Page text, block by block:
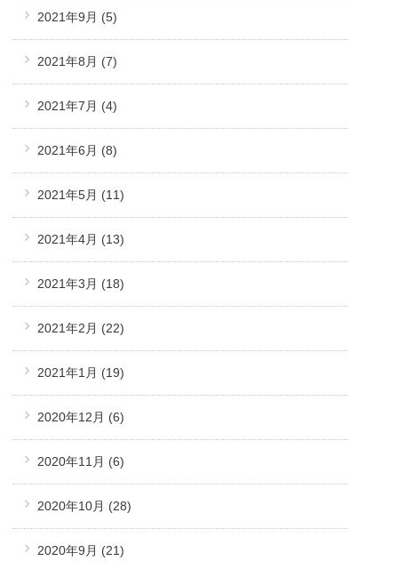
2021年9月 (5)
2021年8月 (7)
2021年7月 (4)
2021年6月 (8)
2021年5月 (11)
2021年4月 (13)
2021年3月 (18)
2021年2月 (22)
2021年1月 (19)
2020年12月 (6)
2020年11月 (6)
2020年10月 (28)
2020年9月 (21)